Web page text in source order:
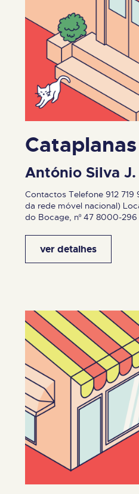
António Silva J.
Contactos Telefone 912 719
da rede móvel nacional)
do Bocage, nº 47 8000-296
ver detalhes